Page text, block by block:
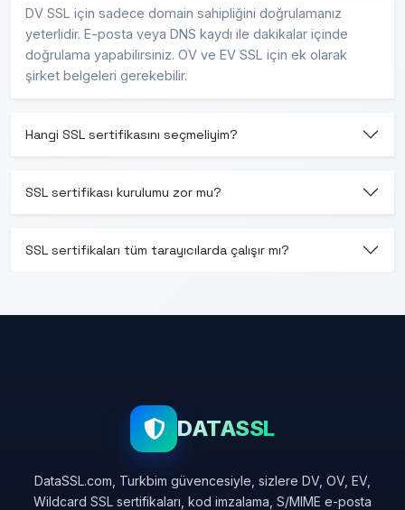
DV SSL için sadece domain sahipliğini doğrulamanız
yeterlidir. E-posta veya DNS kaydı ile dakikalar içinde
doğrulama yapabilirsiniz. OV ve EV SSL için ek olarak
şirket belgeleri gerekebilir.
Hangi SSL sertifikasını seçmeliyim?
SSL sertifikası kurulumu zor mu?
SSL sertifikaları tüm tarayıcılarda çalışır mı?
DATASSL
DataSSL.com, Turkbim güvencesiyle, sizlere DV, OV, EV,
Wildcard SSL sertifikaları, kod imzalama, S/MIME e-posta